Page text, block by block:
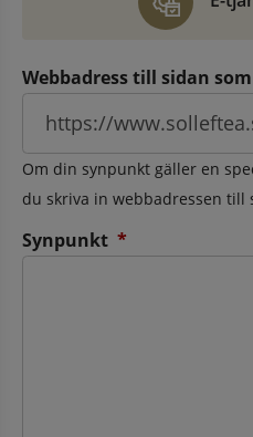
Webbadress till sidan
Om din synpunkt gäller en
du skriva in webbadressen till
Synpunkt *